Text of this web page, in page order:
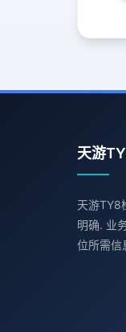
天游
天游TY8
明确. 业
位所需信